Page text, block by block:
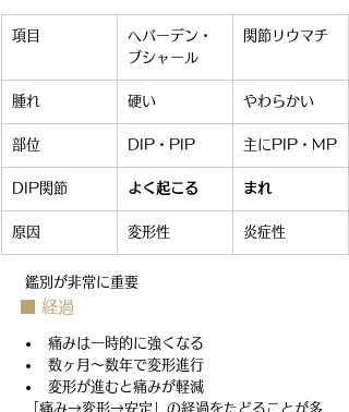
項目
へバーデン・
ブシャール
関節リウマチ
腫れ 硬い やわらかい
部位 DIP・PIP 主にPIP・MP
DIP関節 よく起こる まれ
原因 変形性 炎症性
鑑別が非常に重要
■ 経過
痛みは一時的に強くなる
数ヶ月〜数年で変形進行
変形が進むと痛みが軽減